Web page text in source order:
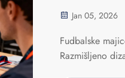
Jan 05, 2026
Fudbalske
Razmišljeno